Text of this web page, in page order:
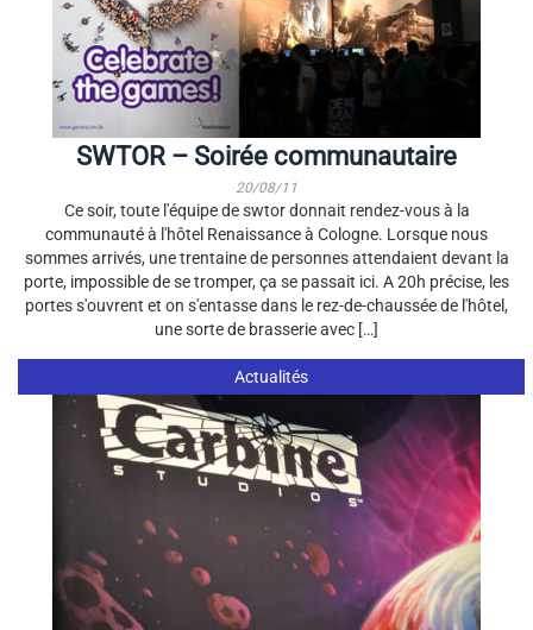
SWTOR – Soirée communautaire
20/08/11
Ce soir, toute l'équipe de swtor donnait rendez-vous à la
communauté à l'hôtel Renaissance à Cologne. Lorsque nous
sommes arrivés, une trentaine de personnes attendaient devant la
porte, impossible de se tromper, ça se passait ici. A 20h précise, les
portes s'ouvrent et on s'entasse dans le rez-de-chaussée de l'hôtel,
une sorte de brasserie avec […]
Actualités